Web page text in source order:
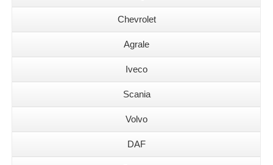
Chevrolet
Agrale
Iveco
Scania
Volvo
DAF